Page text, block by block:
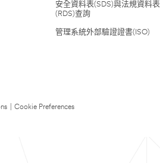
安全資料表(SDS)與法規資料表
(RDS)查詢
管理系統外部驗證證書(ISO)
Cookie Preferences